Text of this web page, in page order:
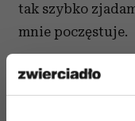
tak szybko
mnie poczęstuje.
Jesteś